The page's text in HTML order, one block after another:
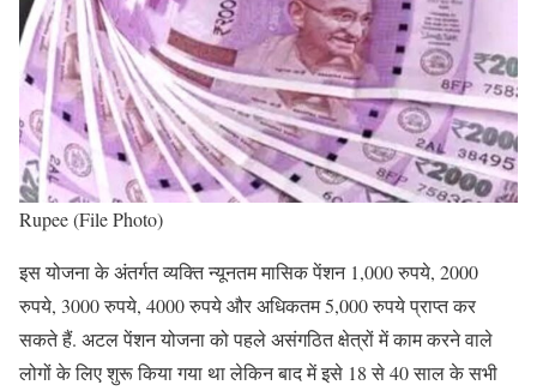
Rupee (File Photo)
इस योजना के अंतर्गत व्यक्ति न्यूनतम मासिक पेंशन 1,000 रुपये, 2000
रुपये, 3000 रुपये, 4000 रुपये और अधिकतम 5,000 रुपये प्राप्त कर
सकते हैं. अटल पेंशन योजना को पहले असंगठित क्षेत्रों में काम करने वाले
लोगों के लिए शुरू किया गया था लेकिन बाद में इसे 18 से 40 साल के सभी